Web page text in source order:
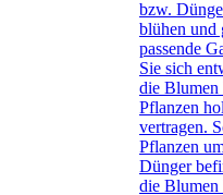
bzw.
blühen und
passende
Sie sich
die Blumen
Pflanzen
vertragen.
Pflanzen
Dünger
die Blumen